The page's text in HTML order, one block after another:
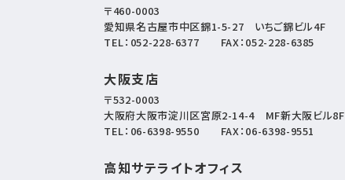
〒460-0003
愛知県名古屋市中区錦1-5-27 いちご錦ビル4F
TEL： 052-228-6377 FAX：052-228-6385
大阪支店
〒532-0003
大阪府大阪市淀川区宮原2-14-4 MF新大阪ビル8F
TEL： 06-6398-9550 FAX：06-6398-9551
高知サテライトオフィス